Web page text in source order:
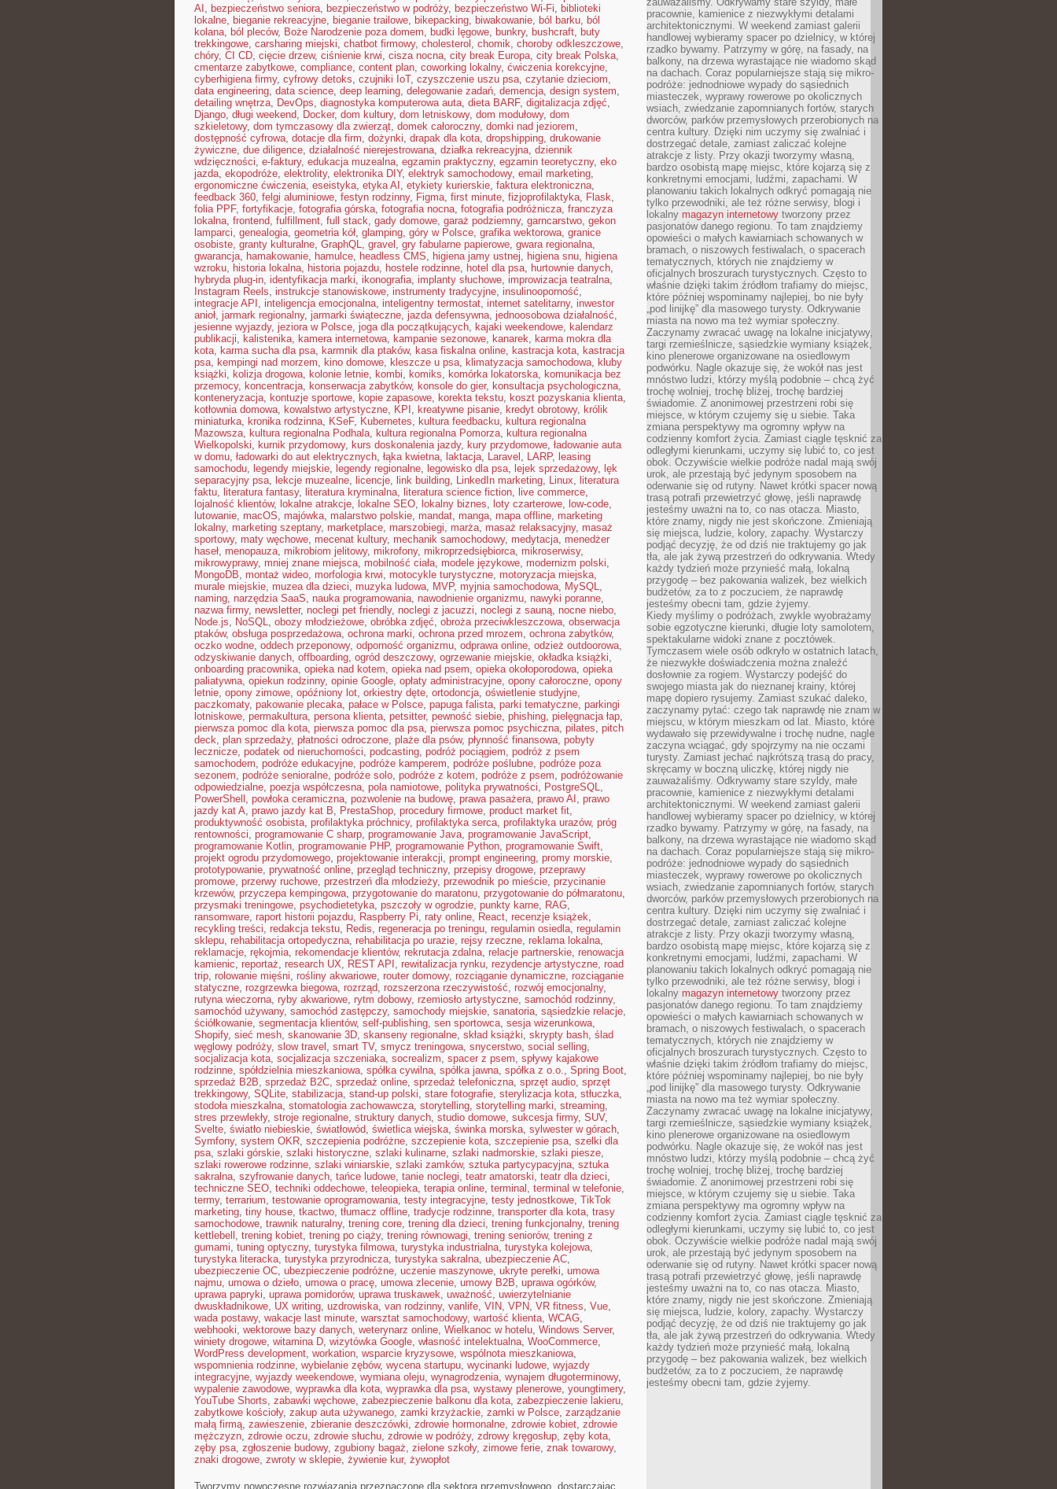
AI , bezpieczeństwo seniora, bezpieczeństwo w podróży, bezpieczeństwo Wi-Fi, biblioteki
lokalne, bieganie rekreacyjne, bieganie trailowe, bikepacking, biwakowanie, ból barku, ból
kolana, ból pleców, Boże Narodzenie poza domem, budki lęgowe, bunkry, bushcraft, buty
trekkingowe, carsharing miejski, chatbot firmowy, cholesterol , chomik, choroby odkleszczowe,
chóry, CI CD, cięcie drzew, ciśnienie krwi, cisza nocna, city break Europa, city break Polska,
cmentarze zabytkowe, compliance, content plan, coworking lokalny, ćwiczenia korekcyjne,
cyberhigiena firmy, cyfrowy detoks, czujniki IoT, czyszczenie uszu psa, czytanie dzieciom,
data engineering, data science, deep learning, delegowanie zadań, demencja, design system,
detailing wnętrza, DevOps, diagnostyka komputerowa auta, dieta BARF, digitalizacja zdjęć,
Django, długi weekend, Docker, dom kultury, dom letniskowy, dom modułowy, dom
szkieletowy, dom tymczasowy dla zwierząt, domek całoroczny, domki nad jeziorem,
dostępność cyfrowa, dotacje dla firm, dożynki, drapak dla kota, dropshipping, drukowanie
żywiczne, due diligence, działalność nierejestrowana, działka rekreacyjna, dziennik
wdzięczności, e-faktury, edukacja muzealna, egzamin praktyczny, egzamin teoretyczny, eko
jazda, ekopodróże, elektrolity, elektronika DIY, elektryk samochodowy, email marketing,
ergonomiczne ćwiczenia, eseistyka, etyka AI , etykiety kurierskie, faktura elektroniczna,
feedback 360, felgi aluminiowe, festyn rodzinny, Figma, first minute, fizjoprofilaktyka, Flask,
folia PPF, fortyfikacje, fotografia górska, fotografia nocna, fotografia podróżnicza, franczyza
lokalna, frontend, fulfillment, full stack, gady domowe, garaż podziemny, garncarstwo, gekon
lamparci, genealogia, geometria kół, glamping, góry w Polsce, grafika wektorowa, granice
osobiste, granty kulturalne, GraphQL, gravel , gry fabularne papierowe, gwara regionalna,
gwarancja, hamakowanie, hamulce, headless CMS, higiena jamy ustnej, higiena snu, higiena
wzroku, historia lokalna, historia pojazdu, hostele rodzinne, hotel dla psa, hurtownie danych,
hybryda plug-in, identyfikacja marki, ikonografia, implanty słuchowe, improwizacja teatralna,
Instagram Reels, instrukcje stanowiskowe, instrumenty tradycyjne, insulinooporność,
integracje API , inteligencja emocjonalna, inteligentny termostat, internet satelitarny, inwestor
anioł, jarmark regionalny, jarmarki świąteczne, jazda defensywna, jednoosobowa działalność,
jesienne wyjazdy, jeziora w Polsce, joga dla początkujących, kajaki weekendowe, kalendarz
publikacji, kalistenika, kamera internetowa, kampanie sezonowe, kanarek, karma mokra dla
kota, karma sucha dla psa, karmnik dla ptaków, kasa fiskalna online, kastracja kota, kastracja
psa, kempingi nad morzem, kino domowe, kleszcze u psa, klimatyzacja samochodowa, kluby
książki, kolizja drogowa, kolonie letnie, kombi, komiks, komórka lokatorska, komunikacja bez
przemocy, koncentracja, konserwacja zabytków, konsole do gier, konsultacja psychologiczna,
konteneryzacja, kontuzje sportowe, kopie zapasowe, korekta tekstu, koszt pozyskania klienta,
kotłownia domowa, kowalstwo artystyczne, KPI , kreatywne pisanie, kredyt obrotowy, królik
miniaturka, kronika rodzinna, KSeF, Kubernetes, kultura feedbacku, kultura regionalna
Mazowsza, kultura regionalna Podhala, kultura regionalna Pomorza, kultura regionalna
Wielkopolski, kurnik przydomowy, kurs doskonalenia jazdy, kury przydomowe, ładowanie auta
w domu, ładowarki do aut elektrycznych, łąka kwietna, laktacja, Laravel , LARP, leasing
samochodu, legendy miejskie, legendy regionalne, legowisko dla psa, lejek sprzedażowy, lęk
separacyjny psa, lekcje muzealne, licencje, link building, LinkedIn marketing, Linux, literatura
faktu, literatura fantasy, literatura kryminalna, literatura science fiction, live commerce,
lojalność klientów, lokalne atrakcje, lokalne SEO, lokalny biznes, loty czarterowe, low-code,
lutowanie, macOS, majówka, malarstwo polskie, mandat, manga, mapa offline, marketing
lokalny, marketing szeptany, marketplace, marszobiegi, marża, masaż relaksacyjny, masaż
sportowy, maty węchowe, mecenat kultury, mechanik samochodowy, medytacja, menedżer
haseł, menopauza, mikrobiom jelitowy, mikrofony, mikroprzedsiębiorca, mikroserwisy,
mikrowyprawy, mniej znane miejsca, mobilność ciała, modele językowe, modernizm polski,
MongoDB, montaż wideo, morfologia krwi, motocykle turystyczne, motoryzacja miejska,
murale miejskie, muzea dla dzieci, muzyka ludowa, MVP, myjnia samochodowa, MySQL,
naming, narzędzia SaaS, nauka programowania, nawodnienie organizmu, nawyki poranne,
nazwa firmy, newsletter, noclegi pet friendly, noclegi z jacuzzi, noclegi z sauną, nocne niebo,
Node.js, NoSQL, obozy młodzieżowe, obróbka zdjęć, obroża przeciwkleszczowa, obserwacja
ptaków, obsługa posprzedażowa, ochrona marki, ochrona przed mrozem, ochrona zabytków,
oczko wodne, oddech przeponowy, odporność organizmu, odprawa online, odzież outdoorowa,
odzyskiwanie danych, offboarding, ogród deszczowy, ogrzewanie miejskie, okładka książki,
onboarding pracownika, opieka nad kotem, opieka nad psem, opieka okołoporodowa, opieka
paliatywna, opiekun rodzinny, opinie Google, opłaty administracyjne, opony całoroczne, opony
letnie, opony zimowe, opóźniony lot, orkiestry dęte, ortodoncja, oświetlenie studyjne,
paczkomaty, pakowanie plecaka, pałace w Polsce, papuga falista, parki tematyczne, parkingi
lotniskowe, permakultura, persona klienta, petsitter, pewność siebie, phishing, pielęgnacja łap,
pierwsza pomoc dla kota, pierwsza pomoc dla psa, pierwsza pomoc psychiczna, pilates, pitch
deck, plan sprzedaży, płatności odroczone, plaże dla psów, płynność finansowa, pobyty
lecznicze, podatek od nieruchomości, podcasting, podróż pociągiem, podróż z psem
samochodem, podróże edukacyjne, podróże kamperem, podróże poślubne, podróże poza
sezonem, podróże senioralne, podróże solo, podróże z kotem, podróże z psem, podróżowanie
odpowiedzialne, poezja współczesna, pola namiotowe, polityka prywatności, PostgreSQL,
PowerShell , powłoka ceramiczna, pozwolenie na budowę, prawa pasażera, prawo AI , prawo
jazdy kat A, prawo jazdy kat B, PrestaShop, procedury firmowe, product market fit,
produktywność osobista, profilaktyka próchnicy, profilaktyka serca, profilaktyka urazów, próg
rentowności, programowanie C sharp, programowanie Java, programowanie JavaScript,
programowanie Kotlin, programowanie PHP, programowanie Python, programowanie Swift,
projekt ogrodu przydomowego, projektowanie interakcji, prompt engineering, promy morskie,
prototypowanie, prywatność online, przegląd techniczny, przepisy drogowe, przeprawy
promowe, przerwy ruchowe, przestrzeń dla młodzieży, przewodnik po mieście, przycinanie
krzewów, przyczepa kempingowa, przygotowanie do maratonu, przygotowanie do półmaratonu,
przysmaki treningowe, psychodietetyka, pszczoły w ogrodzie, punkty karne, RAG,
ransomware, raport historii pojazdu, Raspberry Pi, raty online, React, recenzje książek,
recykling treści, redakcja tekstu, Redis, regeneracja po treningu, regulamin osiedla, regulamin
sklepu, rehabilitacja ortopedyczna, rehabilitacja po urazie, rejsy rzeczne, reklama lokalna,
reklamacje, rękojmia, rekomendacje klientów, rekrutacja zdalna, relacje partnerskie, renowacja
kamienic, reportaż, research UX, REST API , rewitalizacja rynku, rezydencje artystyczne, road
trip, rolowanie mięśni, rośliny akwariowe, router domowy, rozciąganie dynamiczne, rozciąganie
statyczne, rozgrzewka biegowa, rozrząd, rozszerzona rzeczywistość, rozwój emocjonalny,
rutyna wieczorna, ryby akwariowe, rytm dobowy, rzemiosło artystyczne, samochód rodzinny,
samochód używany, samochód zastępczy, samochody miejskie, sanatoria, sąsiedzkie relacje,
ściółkowanie, segmentacja klientów, self-publishing, sen sportowca, sesja wizerunkowa,
Shopify, sieć mesh, skanowanie 3D, skanseny regionalne, skład książki, skrypty bash, ślad
węglowy podróży, slow travel , smart TV, smycz treningowa, snycerstwo, social selling,
socjalizacja kota, socjalizacja szczeniaka, socrealizm, spacer z psem, spływy kajakowe
rodzinne, spółdzielnia mieszkaniowa, spółka cywilna, spółka jawna, spółka z o.o., Spring Boot,
sprzedaż B2B, sprzedaż B2C, sprzedaż online, sprzedaż telefoniczna, sprzęt audio, sprzęt
trekkingowy, SQLite, stabilizacja, stand-up polski, stare fotografie, sterylizacja kota, stłuczka,
stodoła mieszkalna, stomatologia zachowawcza, storytelling, storytelling marki, streaming,
stres przewlekły, stroje regionalne, struktury danych, studio domowe, sukcesja firmy, SUV,
Svelte, światło niebieskie, światłowód, świetlica wiejska, świnka morska, sylwester w górach,
Symfony, system OKR, szczepienia podróżne, szczepienie kota, szczepienie psa, szelki dla
psa, szlaki górskie, szlaki historyczne, szlaki kulinarne, szlaki nadmorskie, szlaki piesze,
szlaki rowerowe rodzinne, szlaki winiarskie, szlaki zamków, sztuka partycypacyjna, sztuka
sakralna, szyfrowanie danych, tańce ludowe, tanie noclegi, teatr amatorski, teatr dla dzieci,
techniczne SEO, techniki oddechowe, teleopieka, terapia online, terminal , terminal w telefonie,
termy, terrarium, testowanie oprogramowania, testy integracyjne, testy jednostkowe, TikTok
marketing, tiny house, tkactwo, tłumacz offline, tradycje rodzinne, transporter dla kota, trasy
samochodowe, trawnik naturalny, trening core, trening dla dzieci, trening funkcjonalny, trening
kettlebell , trening kobiet, trening po ciąży, trening równowagi, trening seniorów, trening z
gumami, tuning optyczny, turystyka filmowa, turystyka industrialna, turystyka kolejowa,
turystyka literacka, turystyka przyrodnicza, turystyka sakralna, ubezpieczenie AC,
ubezpieczenie OC, ubezpieczenie podróżne, uczenie maszynowe, ukryte perełki, umowa
najmu, umowa o dzieło, umowa o pracę, umowa zlecenie, umowy B2B, uprawa ogórków,
uprawa papryki, uprawa pomidorów, uprawa truskawek, uważność, uwierzytelnianie
dwuskładnikowe, UX writing, uzdrowiska, van rodzinny, vanlife, VIN, VPN, VR fitness, Vue,
wada postawy, wakacje last minute, warsztat samochodowy, wartość klienta, WCAG,
webhooki, wektorowe bazy danych, weterynarz online, Wielkanoc w hotelu, Windows Server,
winiety drogowe, witamina D, wizytówka Google, własność intelektualna, WooCommerce,
WordPress development, workation, wsparcie kryzysowe, wspólnota mieszkaniowa,
wspomnienia rodzinne, wybielanie zębów, wycena startupu, wycinanki ludowe, wyjazdy
integracyjne, wyjazdy weekendowe, wymiana oleju, wynagrodzenia, wynajem długoterminowy,
wypalenie zawodowe, wyprawka dla kota, wyprawka dla psa, wystawy plenerowe, youngtimery,
YouTube Shorts, zabawki węchowe, zabezpieczenie balkonu dla kota, zabezpieczenie lakieru,
zabytkowe kościoły, zakup auta używanego, zamki krzyżackie, zamki w Polsce, zarządzanie
małą firmą, zawieszenie, zbieranie deszczówki, zdrowie hormonalne, zdrowie kobiet, zdrowie
mężczyzn, zdrowie oczu, zdrowie słuchu, zdrowie w podróży, zdrowy kręgosłup, zęby kota,
zęby psa, zgłoszenie budowy, zgubiony bagaż, zielone szkoły, zimowe ferie, znak towarowy,
znaki drogowe, zwroty w sklepie, żywienie kur, żywopłot
Tworzymy nowoczesne rozwiązania przeznaczone dla sektora przemysłowego, dostarczając
pracownie, kamienice z niezwykłymi detalami
architektonicznymi. W weekend zamiast galerii
handlowej wybieramy spacer po dzielnicy, w której
rzadko bywamy. Patrzymy w górę, na fasady, na
balkony, na drzewa wyrastające nie wiadomo skąd
na dachach. Coraz popularniejsze stają się mikro-
podróże: jednodniowe wypady do sąsiednich
miasteczek, wyprawy rowerowe po okolicznych
wsiach, zwiedzanie zapomnianych fortów, starych
dworców, parków przemysłowych przerobionych na
centra kultury. Dzięki nim uczymy się zwalniać i
dostrzegać detale, zamiast zaliczać kolejne
atrakcje z listy. Przy okazji tworzymy własną,
bardzo osobistą mapę miejsc, które kojarzą się z
konkretnymi emocjami, ludźmi, zapachami. W
planowaniu takich lokalnych odkryć pomagają nie
tylko przewodniki, ale też różne serwisy, blogi i
lokalny magazyn internetowy tworzony przez
pasjonatów danego regionu. To tam znajdziemy
opowieści o małych kawiarniach schowanych w
bramach, o niszowych festiwalach, o spacerach
tematycznych, których nie znajdziemy w
oficjalnych broszurach turystycznych. Często to
właśnie dzięki takim źródłom trafiamy do miejsc,
które później wspominamy najlepiej, bo nie były
„pod linijkę” dla masowego turysty. Odkrywanie
miasta na nowo ma też wymiar społeczny.
Zaczynamy zwracać uwagę na lokalne inicjatywy,
targi rzemieślnicze, sąsiedzkie wymiany książek,
kino plenerowe organizowane na osiedlowym
podwórku. Nagle okazuje się, że wokół nas jest
mnóstwo ludzi, którzy myślą podobnie – chcą żyć
trochę wolniej, trochę bliżej, trochę bardziej
świadomie. Z anonimowej przestrzeni robi się
miejsce, w którym czujemy się u siebie. Taka
zmiana perspektywy ma ogromny wpływ na
codzienny komfort życia. Zamiast ciągle tęsknić za
odległymi kierunkami, uczymy się lubić to, co jest
obok. Oczywiście wielkie podróże nadal mają swój
urok, ale przestają być jedynym sposobem na
oderwanie się od rutyny. Nawet krótki spacer nową
trasą potrafi przewietrzyć głowę, jeśli naprawdę
jesteśmy uważni na to, co nas otacza. Miasto,
które znamy, nigdy nie jest skończone. Zmieniają
się miejsca, ludzie, kolory, zapachy. Wystarczy
podjąć decyzję, że od dziś nie traktujemy go jak
tła, ale jak żywą przestrzeń do odkrywania. Wtedy
każdy tydzień może przynieść małą, lokalną
przygodę – bez pakowania walizek, bez wielkich
budżetów, za to z poczuciem, że naprawdę
jesteśmy obecni tam, gdzie żyjemy.
Kiedy myślimy o podróżach, zwykle wyobrażamy
sobie egzotyczne kierunki, długie loty samolotem,
spektakularne widoki znane z pocztówek.
Tymczasem wiele osób odkryło w ostatnich latach,
że niezwykłe doświadczenia można znaleźć
dosłownie za rogiem. Wystarczy podejść do
swojego miasta jak do nieznanej krainy, której
mapę dopiero rysujemy. Zamiast szukać daleko,
zaczynamy pytać: czego tak naprawdę nie znam w
miejscu, w którym mieszkam od lat. Miasto, które
wydawało się przewidywalne i trochę nudne, nagle
zaczyna wciągać, gdy spojrzymy na nie oczami
turysty. Zamiast jechać najkrótszą trasą do pracy,
skręcamy w boczną uliczkę, której nigdy nie
zauważaliśmy. Odkrywamy stare szyldy, małe
pracownie, kamienice z niezwykłymi detalami
architektonicznymi. W weekend zamiast galerii
handlowej wybieramy spacer po dzielnicy, w której
rzadko bywamy. Patrzymy w górę, na fasady, na
balkony, na drzewa wyrastające nie wiadomo skąd
na dachach. Coraz popularniejsze stają się mikro-
podróże: jednodniowe wypady do sąsiednich
miasteczek, wyprawy rowerowe po okolicznych
wsiach, zwiedzanie zapomnianych fortów, starych
dworców, parków przemysłowych przerobionych na
centra kultury. Dzięki nim uczymy się zwalniać i
dostrzegać detale, zamiast zaliczać kolejne
atrakcje z listy. Przy okazji tworzymy własną,
bardzo osobistą mapę miejsc, które kojarzą się z
konkretnymi emocjami, ludźmi, zapachami. W
planowaniu takich lokalnych odkryć pomagają nie
tylko przewodniki, ale też różne serwisy, blogi i
lokalny magazyn internetowy tworzony przez
pasjonatów danego regionu. To tam znajdziemy
opowieści o małych kawiarniach schowanych w
bramach, o niszowych festiwalach, o spacerach
tematycznych, których nie znajdziemy w
oficjalnych broszurach turystycznych. Często to
właśnie dzięki takim źródłom trafiamy do miejsc,
które później wspominamy najlepiej, bo nie były
„pod linijkę” dla masowego turysty. Odkrywanie
miasta na nowo ma też wymiar społeczny.
Zaczynamy zwracać uwagę na lokalne inicjatywy,
targi rzemieślnicze, sąsiedzkie wymiany książek,
kino plenerowe organizowane na osiedlowym
podwórku. Nagle okazuje się, że wokół nas jest
mnóstwo ludzi, którzy myślą podobnie – chcą żyć
trochę wolniej, trochę bliżej, trochę bardziej
świadomie. Z anonimowej przestrzeni robi się
miejsce, w którym czujemy się u siebie. Taka
zmiana perspektywy ma ogromny wpływ na
codzienny komfort życia. Zamiast ciągle tęsknić za
odległymi kierunkami, uczymy się lubić to, co jest
obok. Oczywiście wielkie podróże nadal mają swój
urok, ale przestają być jedynym sposobem na
oderwanie się od rutyny. Nawet krótki spacer nową
trasą potrafi przewietrzyć głowę, jeśli naprawdę
jesteśmy uważni na to, co nas otacza. Miasto,
które znamy, nigdy nie jest skończone. Zmieniają
się miejsca, ludzie, kolory, zapachy. Wystarczy
podjąć decyzję, że od dziś nie traktujemy go jak
tła, ale jak żywą przestrzeń do odkrywania. Wtedy
każdy tydzień może przynieść małą, lokalną
przygodę – bez pakowania walizek, bez wielkich
budżetów, za to z poczuciem, że naprawdę
jesteśmy obecni tam, gdzie żyjemy.